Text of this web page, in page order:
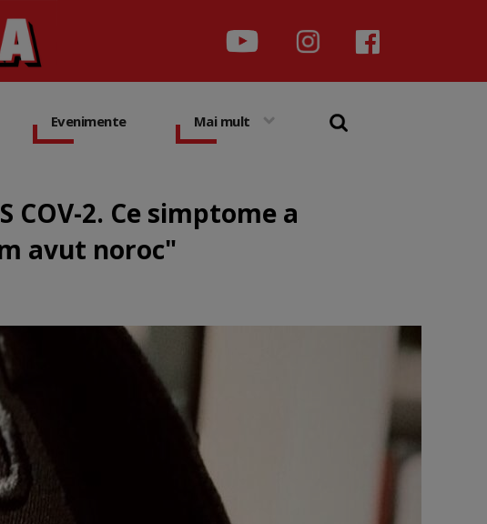
Evenimente Mai mult
2. Ce simptome a
avut noroc"